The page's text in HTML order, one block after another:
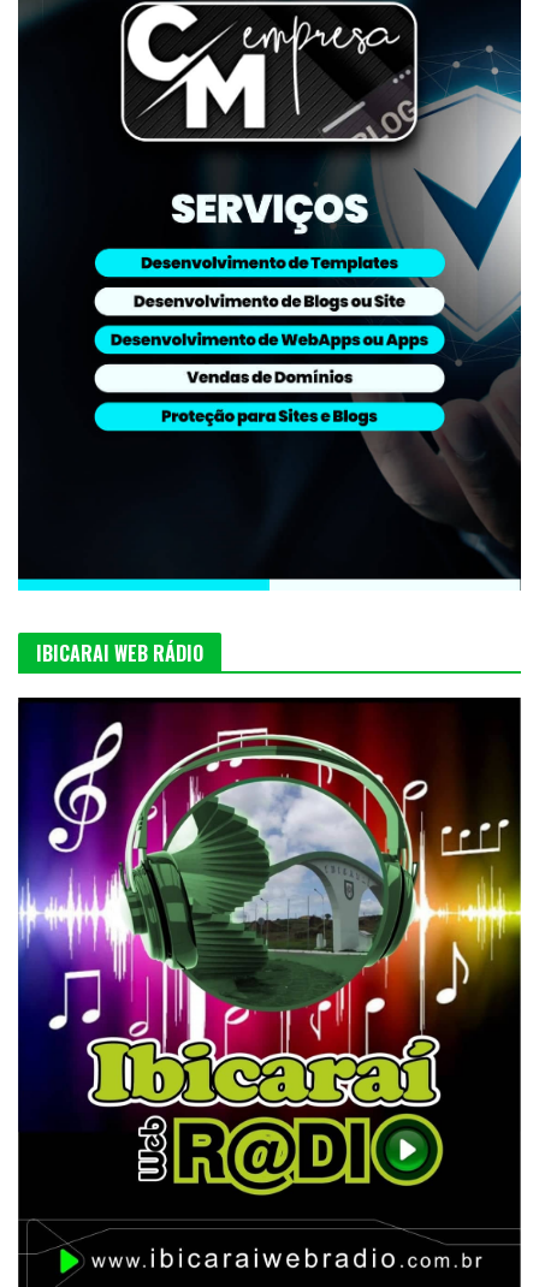
IBICARAI WEB RÁDIO